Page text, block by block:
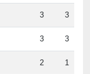
3 3
2 1
2 0